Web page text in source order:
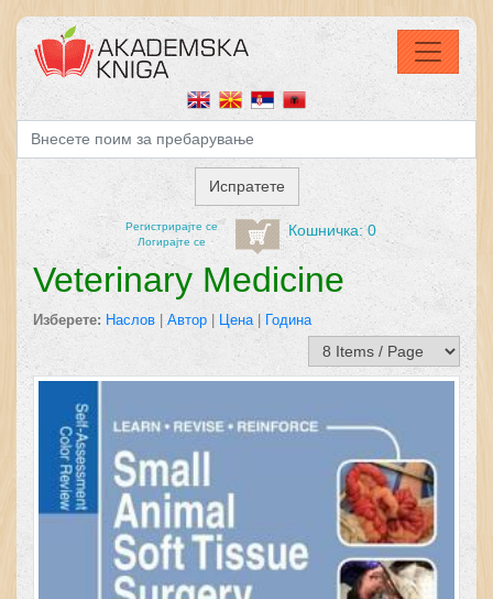
Регистрирајтe се
Логирајте се
Кошничка: 0
Veterinary Medicine
Изберете: Наслов | Автор | Цена | Година